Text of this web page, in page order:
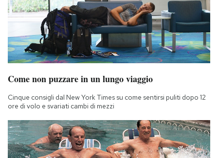
Come non puzzare in un lungo viaggio
Cinque consigli dal New York Times su come sentirsi puliti dopo 12
ore di volo e svariati cambi di mezzi